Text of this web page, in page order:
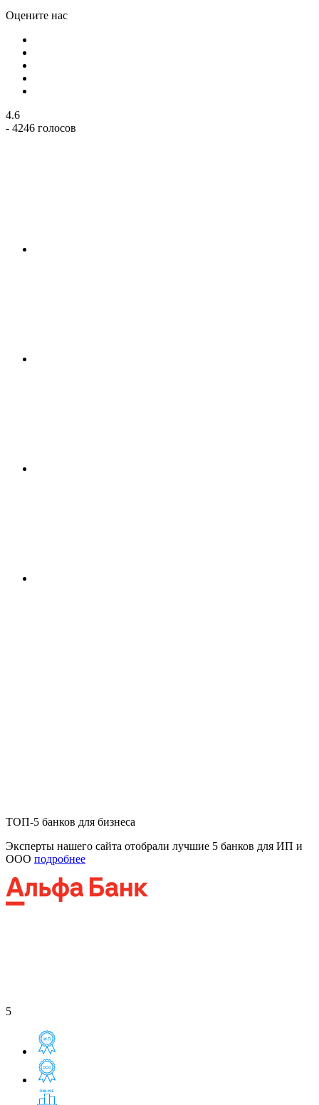
Оцените нас
4.6
- 4246 голосов
ТОП-5 банков для бизнеса
Эксперты нашего сайта отобрали лучшие 5 банков для ИП и
ООО подробнее
5